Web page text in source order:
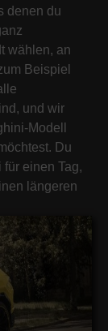
denen du
wählen, an
Beispiel
und wir
Modell
Du
einen Tag,
längeren